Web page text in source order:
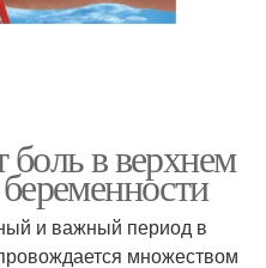
в верхнем
и важный период в
множеством